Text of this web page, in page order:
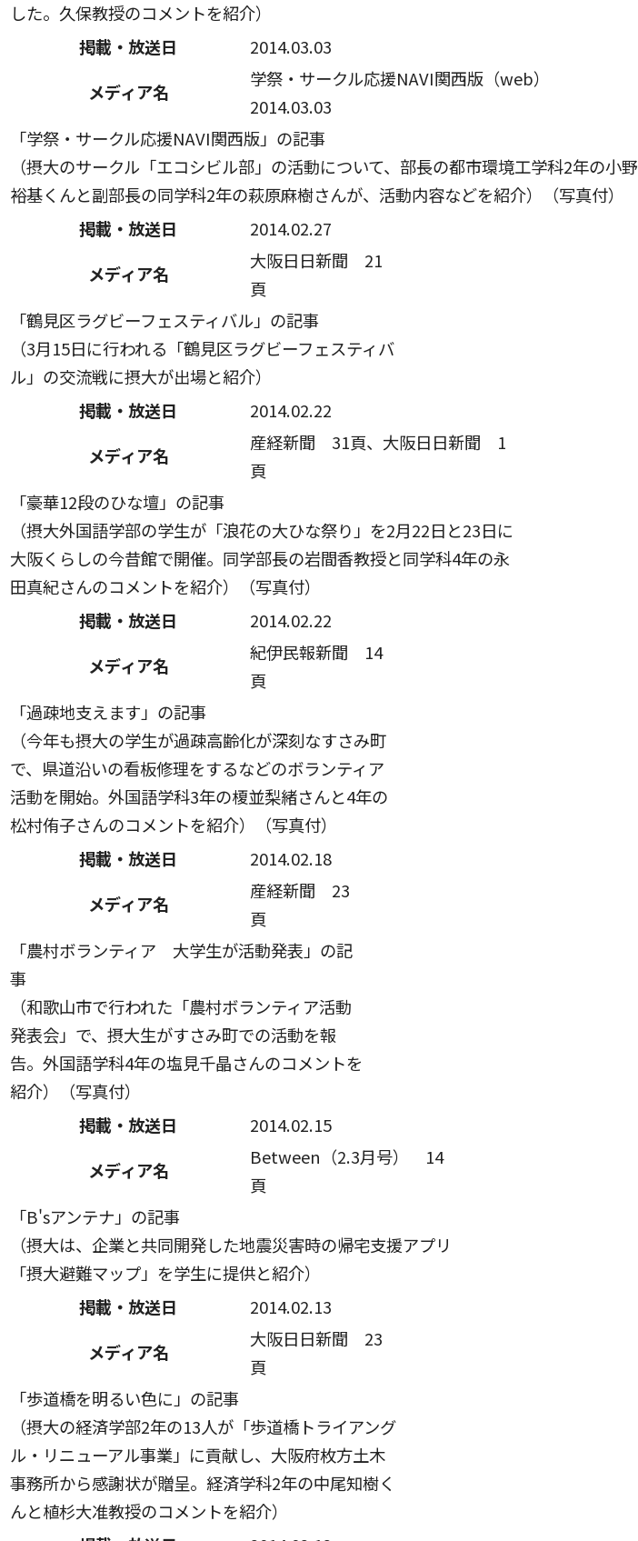
した。久保教授のコメントを紹介）
掲載・放送日
2014.03.03
メディア名
学祭・サークル応援NAVI関西版（web）
2014.03.03
「学祭・サークル応援NAVI関西版」の記事
（摂大のサークル「エコシビル部」の活動について、部長の都市環境工学科2年の小野
裕基くんと副部長の同学科2年の萩原麻樹さんが、活動内容などを紹介）（写真付）
掲載・放送日
2014.02.27
メディア名
大阪日日新聞 21
頁
「鶴見区ラグビーフェスティバル」の記事
（3月15日に行われる「鶴見区ラグビーフェスティバ
ル」の交流戦に摂大が出場と紹介）
掲載・放送日
2014.02.22
メディア名
産経新聞 31頁、大阪日日新聞 1
頁
「豪華12段のひな壇」の記事
（摂大外国語学部の学生が「浪花の大ひな祭り」を2月22日と23日に
大阪くらしの今昔館で開催。同学部長の岩間香教授と同学科4年の永
田真紀さんのコメントを紹介）（写真付）
掲載・放送日
2014.02.22
メディア名
紀伊民報新聞 14
頁
「過疎地支えます」の記事
（今年も摂大の学生が過疎高齢化が深刻なすさみ町
で、県道沿いの看板修理をするなどのボランティア
活動を開始。外国語学科3年の榎並梨緒さんと4年の
松村侑子さんのコメントを紹介）（写真付）
掲載・放送日
2014.02.18
メディア名
産経新聞 23
頁
「農村ボランティア 大学生が活動発表」の記
事
（和歌山市で行われた「農村ボランティア活動
発表会」で、摂大生がすさみ町での活動を報
告。外国語学科4年の塩見千晶さんのコメントを
紹介）（写真付）
掲載・放送日
2014.02.15
メディア名
Between（2.3月号） 14
頁
「B'sアンテナ」の記事
（摂大は、企業と共同開発した地震災害時の帰宅支援アプリ
「摂大避難マップ」を学生に提供と紹介）
掲載・放送日
2014.02.13
メディア名
大阪日日新聞 23
頁
「歩道橋を明るい色に」の記事
（摂大の経済学部2年の13人が「歩道橋トライアング
ル・リニューアル事業」に貢献し、大阪府枚方土木
事務所から感謝状が贈呈。経済学科2年の中尾知樹く
んと植杉大准教授のコメントを紹介）